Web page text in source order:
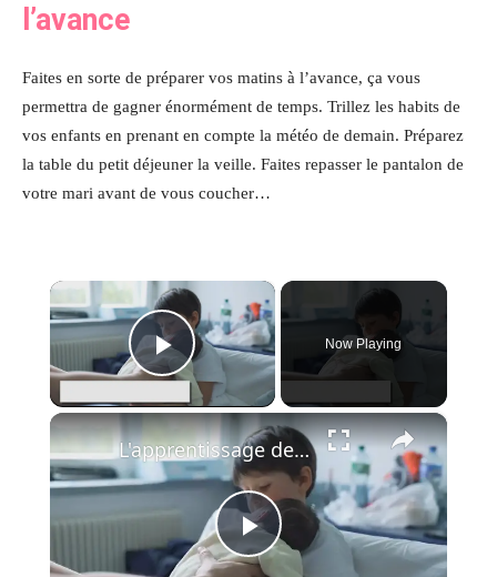
l’avance
Faites en sorte de préparer vos matins à l’avance, ça vous
permettra de gagner énormément de temps. Trillez les habits de
vos enfants en prenant en compte la météo de demain. Préparez
la table du petit déjeuner la veille. Faites repasser le pantalon de
votre mari avant de vous coucher…
×
Play Video
Now Playing
×
Play
L'apprentissage de la propreté : Guide pour parents patients